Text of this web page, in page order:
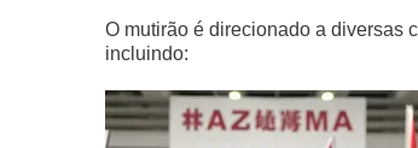
O mutirão é direcionado a diversas
incluindo: